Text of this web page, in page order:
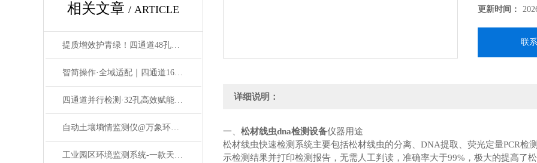
相关文章 / ARTICLE
提质增效护青绿！四通道48孔松材线虫检测设备赋能生态防控#2026已更新
智简操作·全域适配｜四通道16孔松材线虫检测仪，让基层防控更高效
四通道并行检测·32孔高效赋能——松材线虫检测仪筑牢林业生态安全防线
自动土壤墒情监测仪@万象环境#强对流天气新闻
工业园区环境监测系统-一款天伦之乐的化工厂环境监测系统#2023已更新
更新时间：
联
详细说明：
一、 松材线虫dna检测设备仪器用途
松材线虫快速检测系统主要包括松材线虫的分离、DNA提取、荧光定量PCR检
示检测结果并打印检测报告，无需人工判读，准确率大于99%，极大的提高了